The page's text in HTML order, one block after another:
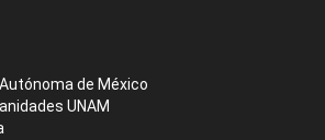
de México
UNAM